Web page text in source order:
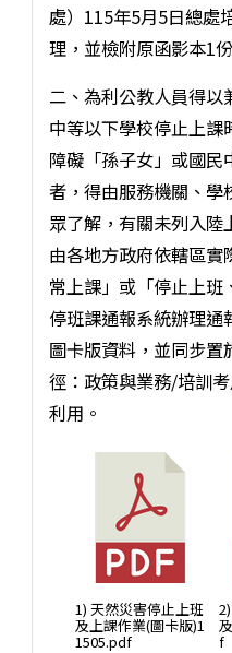
處）115年5月5日總處
理，並檢附原函影本1
二、為利公教人員得
中等以下學校停止上
障礙「孫子女」或國
者，得由服務機關、學
眾了解，有關未列入陸
由各地方政府依轄區實
常上課」或「停止上
停班課通報系統辦理通
圖卡版資料，並同步
徑：政策與業務/培訓
利用。
1) 天然災害停止上班
及上課作業(圖卡版)1
1505.pdf f